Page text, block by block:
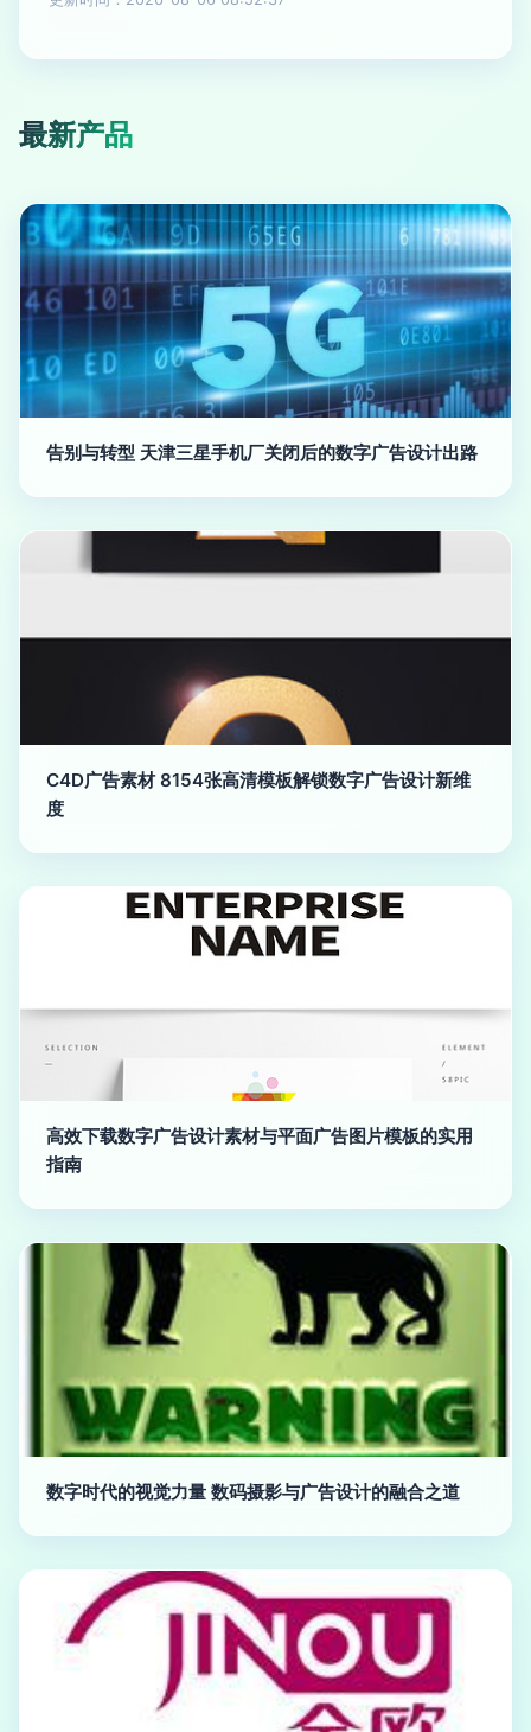
最新产品
告别与转型 天津三星手机厂关闭后的数字广告设计出路
C4D广告素材 8154张高清模板解锁数字广告设计新维
度
高效下载数字广告设计素材与平面广告图片模板的实用
指南
数字时代的视觉力量 数码摄影与广告设计的融合之道